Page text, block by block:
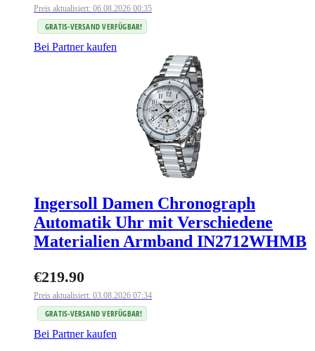
Preis aktualisiert: 06.08.2026 00:35
GRATIS-VERSAND VERFÜGBAR!
Bei Partner kaufen
Ingersoll Damen Chronograph
Automatik Uhr mit Verschiedene
Materialien Armband IN2712WHMB
€219.90
Preis aktualisiert: 03.08.2026 07:34
GRATIS-VERSAND VERFÜGBAR!
Bei Partner kaufen